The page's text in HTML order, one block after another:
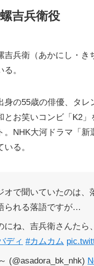
吉兵衛役
兵衛（あかにし・
。
の55歳の俳優、タレ
お笑いコンビ「K2
NHK大河ドラマ「
る。
で聞いていたのは、
られる落語ですが…
ね、吉兵衛さんたら
ディ #カムカム
(@asadora_bk_nhk)